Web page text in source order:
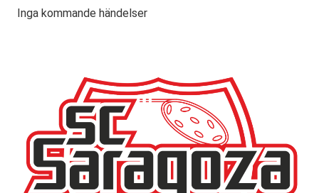
Inga kommande händelser